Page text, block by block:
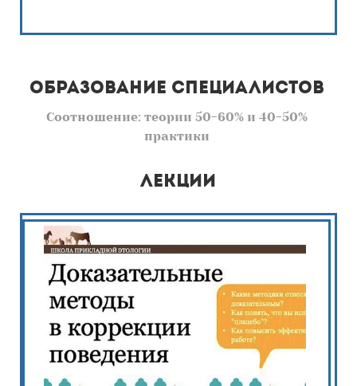
образование специалистов
Соотношение: теории 50-60% и 40-50%
практики
лекции